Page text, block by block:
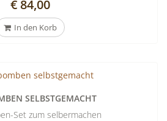
€ 84,00
In den Korb
SELBSTGEMACHT
Set zum selbermachen